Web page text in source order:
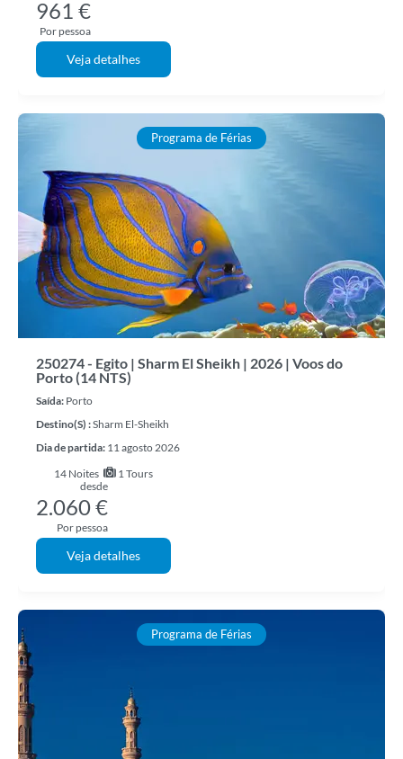
961 €
Por pessoa
Veja detalhes
Programa de Férias
250274 - Egito | Sharm El Sheikh | 2026 | Voos do
Porto (14 NTS)
Saída: Porto
Destino(s) :Sharm El-Sheikh
Dia de partida: 11 agosto 2026
14 Noites
1 Tours
desde
2.060 €
Por pessoa
Veja detalhes
Programa de Férias